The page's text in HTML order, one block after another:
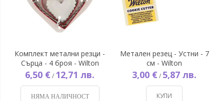
Комплект метални резци -
Сърца - 4 броя - Wilton
6,50 € / 12,71 лв.
НЯМА НАЛИЧНОСТ
Метален резец - Устни - 7
см - Wilton
3,00 € / 5,87 лв.
КУПИ